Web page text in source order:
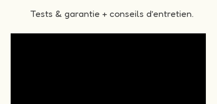
Tests & garantie + conseils d’entretien.